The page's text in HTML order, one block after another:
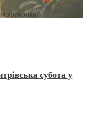
крізь віки
субота у